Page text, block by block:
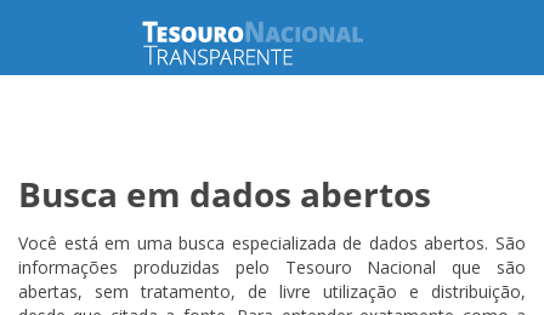
Busca em dados abertos
Você está em uma busca especializada de dados abertos. São
informações produzidas pelo Tesouro Nacional que são
abertas, sem tratamento, de livre utilização e distribuição,